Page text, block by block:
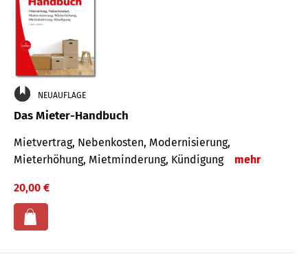
NEUAUFLAGE
Das Mieter-Handbuch
Mietvertrag, Nebenkosten, Modernisierung,
Mieterhöhung, Mietminderung, Kündigung
mehr
20,00 €